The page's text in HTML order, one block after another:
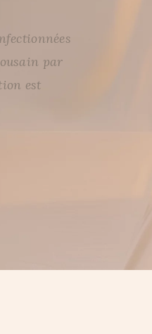
par
est